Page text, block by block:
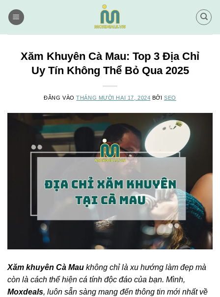
qua
Xăm Khuyên Cà Mau: Top 3 Địa Chỉ
Uy Tín Không Thể Bỏ Qua 2025
ĐĂNG VÀOTHÁNG MƯỜI HAI 17, 2024 BỞISEO
Xăm khuyên Cà Mau không chỉ là xu hướng làm đẹp mà
còn là cách thể hiện cá tính độc đáo của bạn. Mình,
Moxdeals, luôn sẵn sàng mang đến thông tin mới nhất về